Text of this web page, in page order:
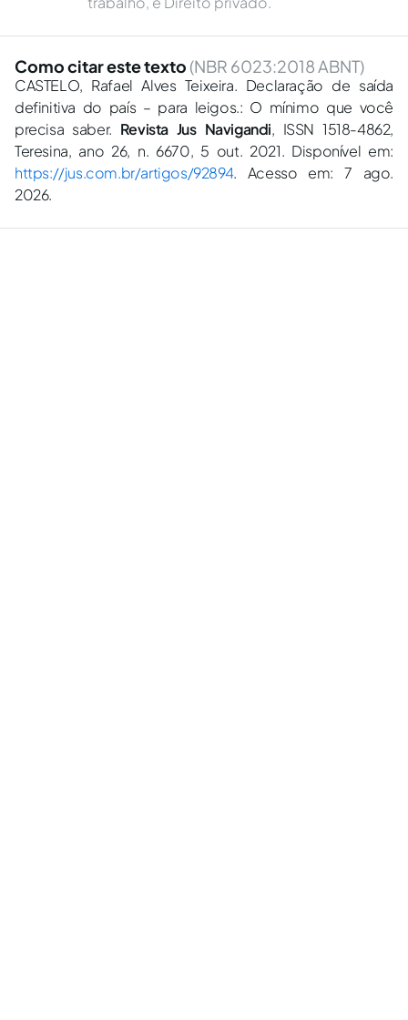
Como citar este texto (NBR 6023:2018 ABNT)
CASTELO, Rafael Alves Teixeira. Declaração de saída
definitiva do país – para leigos.: O mínimo que você
precisa saber. Revista Jus Navigandi, ISSN 1518-4862,
Teresina, ano 26, n. 6670, 5 out. 2021. Disponível em:
https://jus.com.br/artigos/92894. Acesso em: 7 ago.
2026.